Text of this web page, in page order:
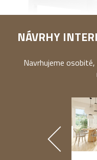
NÁVRHY
Navrhujeme